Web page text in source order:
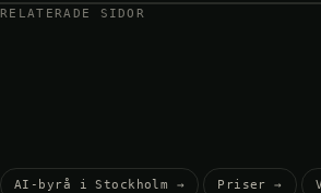
RELATERADE SIDOR
AI-byrå i Stockholm → Priser →